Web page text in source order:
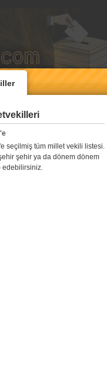
seçilmiş tüm millet vekili listesi.
şehir ya da dönem dönem
edebilirsiniz.